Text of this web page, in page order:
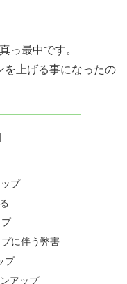
っ最中です。
を上げる事になったの
プ
に伴う弊害
プ
アップ